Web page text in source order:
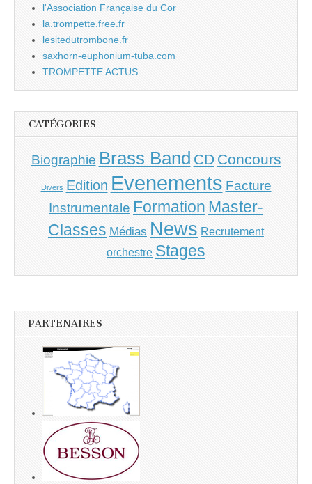
l'Association Française du Cor
la.trompette.free.fr
lesitedutrombone.fr
saxhorn-euphonium-tuba.com
TROMPETTE ACTUS
CATÉGORIES
Biographie Brass Band CD Concours
Divers Edition Evenements Facture
Instrumentale Formation Master-
Classes Médias News Recrutement
orchestre Stages
PARTENAIRES